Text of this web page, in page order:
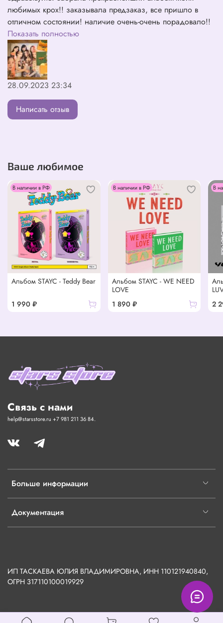
любимых крох!! заказывала предзаказ, все пришло в
отличном состоянии! наличие очень-очень порадовало!!
😭😭💔 в предзаказ были карты сэын и айсы +
огромный плакат малышек спасибо огромное за
усердную работу!! 🤲🏻💕💕
Показать полностью
28.09.2023 23:34
Написать отзыв
Ваше любимое
В наличии в РФ
Альбом STAYC - Teddy Bear
1 990 ₽
В наличии в РФ
Альбом STAYC - WE NEED
LOVE
1 890 ₽
В
2
Больше информации
Документация
Связь с нами
help@starsstore.ru +7 981 211 36 84.
ИП ТАСКАЕВА ЮЛИЯ ВЛАДИМИРОВНА, ИНН 110121940840,
ОГРН 317110100019929